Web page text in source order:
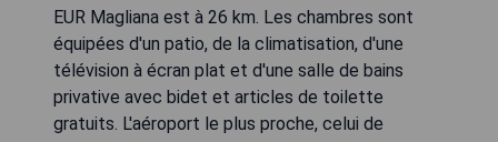
EUR Magliana est à 26 km. Les chambres sont
équipées d'un patio, de la climatisation, d'une
télévision à écran plat et d'une salle de bains
privative avec bidet et articles de toilette
gratuits. L'aéroport le plus proche, celui de